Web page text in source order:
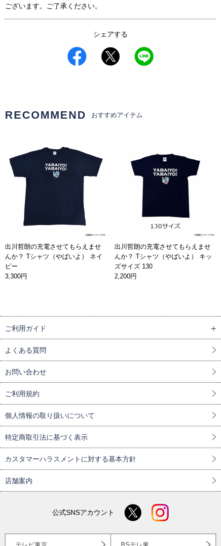
ございます。ご了承ください。
シェアする
RECOMMEND おすすめアイテム
出川哲朗の充電させてもらえませ
んか？ Tシャツ（やばいよ） ネイ
ビー
3,300円
出川哲朗の充電させてもらえませ
んか？ Tシャツ（やばいよ） キッ
ズサイズ 130
2,200円
ご利用ガイド
よくある質問
お問い合わせ
ご利用規約
個人情報の取り扱いについて
特定商取引法に基づく表示
カスタマーハラスメントに対する基本方針
店舗案内
公式SNSアカウント